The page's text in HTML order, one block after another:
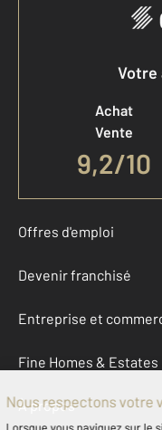
Votre
Achat
Vente
9,2/10
Offres d'emploi
Devenir franchisé
Entreprise et
Fine Homes & Estates
À propos